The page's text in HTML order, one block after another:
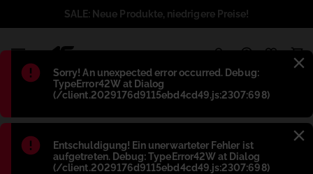
Błąd:
Sorry! An unexpected error occurred. Debug:
TypeError42W at Dialog
(/client.2029176d9115ebd4cd49.js:2307:698)
Błąd:
Entschuldigung! Ein unerwarteter Fehler ist
aufgetreten. Debug: TypeError42W at Dialog
(/client.2029176d9115ebd4cd49.js:2307:698)
SALE: Neue Produkte, niedrigere Preise!